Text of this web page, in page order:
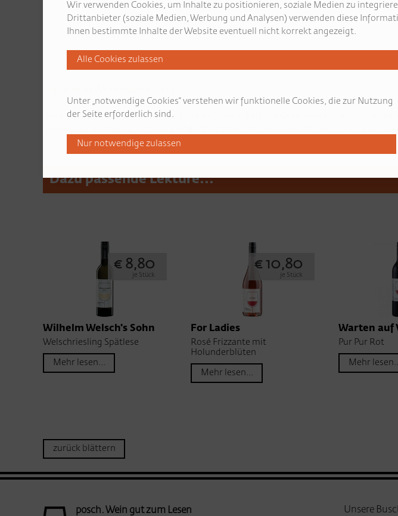
€ 9,10 / Stück
Rosé erscheint uns wie schwesterliche Verbundenheit, die Gegensätze überbrücken
Dazu passende Lektüre...
€ 8,80
je Stück
Wilhelm Welsch's Sohn
Welschriesling Spätlese
Mehr lesen...
€ 10,80
je Stück
For Ladies
Rosé Frizzante mit
Holunderblüten
Mehr lesen...
Warten auf
Pur Pur Rot
Mehr
zurück blättern
posch. Wein gut zum Lesen Unsere
Wir verwenden Cookies, um Inhalte zu positionieren, soziale Medien zu
Drittanbieter (soziale Medien, Werbung und Analysen) verwenden diese
Ihnen bestimmte Inhalte der Website eventuell nicht korrekt angezeigt.
Unter „notwendige Cookies“ verstehen wir funktionelle Cookies, die zur Nutzung
der Seite erforderlich sind.